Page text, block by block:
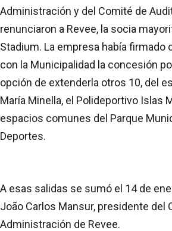
Administración y del Comité de
renunciaron a Revee, la socia
Stadium. La empresa había firmado
con la Municipalidad la concesión
opción de extenderla otros 10, del
María Minella, el Polideportivo Islas
espacios comunes del Parque
Deportes.
A esas salidas se sumó el 14 de
João Carlos Mansur, presidente del
Administración de Revee.